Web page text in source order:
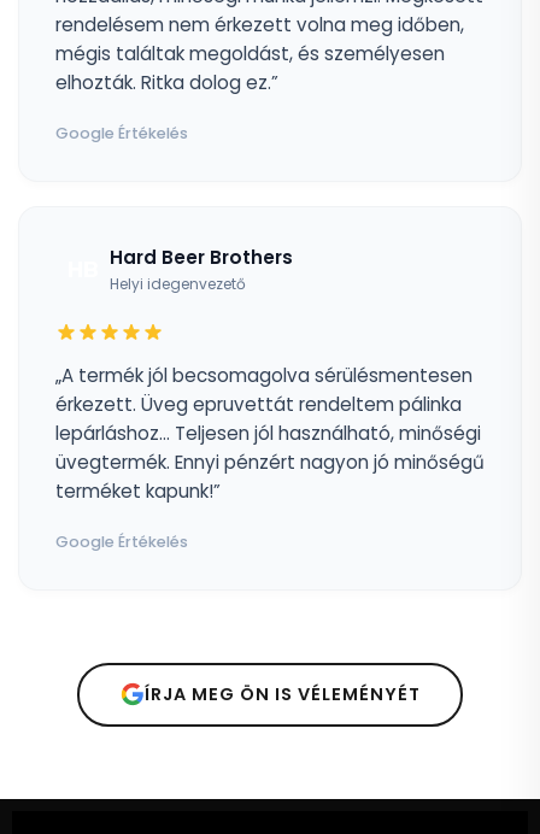
rendelésem nem érkezett volna meg időben,
mégis találtak megoldást, és személyesen
elhozták. Ritka dolog ez.”
Google Értékelés
Hard Beer Brothers
Helyi idegenvezető
„A termék jól becsomagolva sérülésmentesen
érkezett. Üveg epruvettát rendeltem pálinka
lepárláshoz... Teljesen jól használható, minőségi
üvegtermék. Ennyi pénzért nagyon jó minőségű
terméket kapunk!”
Google Értékelés
ÍRJA MEG ÖN IS VÉLEMÉNYÉT